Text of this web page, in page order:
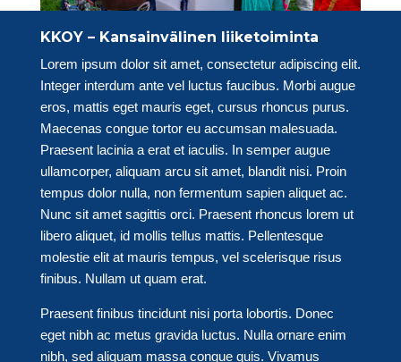
KKOY – Kansainvälinen liiketoiminta
Lorem ipsum dolor sit amet, consectetur adipiscing elit.
Integer interdum ante vel luctus faucibus. Morbi augue
eros, mattis eget mauris eget, cursus rhoncus purus.
Maecenas congue tortor eu accumsan malesuada.
Praesent lacinia a erat et iaculis. In semper augue
ullamcorper, aliquam arcu sit amet, blandit nisi. Proin
tempus dolor nulla, non fermentum sapien aliquet ac.
Nunc sit amet sagittis orci. Praesent rhoncus lorem ut
libero aliquet, id mollis tellus mattis. Pellentesque
molestie elit at mauris tempus, vel scelerisque risus
finibus. Nullam ut quam erat.
Praesent finibus tincidunt nisi porta lobortis. Donec
eget nibh ac metus gravida luctus. Nulla ornare enim
nibh, sed aliquam massa congue quis. Vivamus